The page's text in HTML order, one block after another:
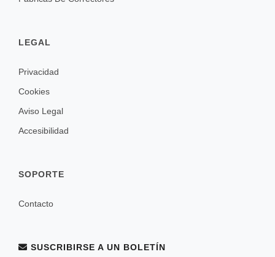
LEGAL
Privacidad
Cookies
Aviso Legal
Accesibilidad
SOPORTE
Contacto
SUSCRIBIRSE A UN BOLETÍN